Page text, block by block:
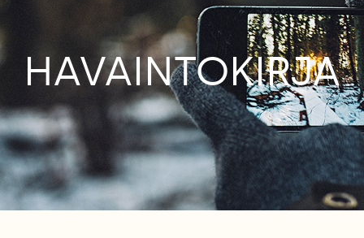
HAVAINTOKIRJA